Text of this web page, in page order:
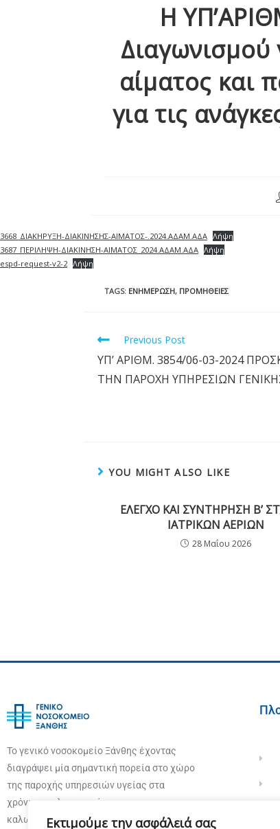
Εκτιμούμε την ασφάλειά σας
Η
Διαγωνισμού
αίματος και
για τις
3668_ΔΙΑΚΗΡΥΞΗ-ΔΙΑΚΙΝΗΣΗΣ-ΑΙΜΑΤΟΣ-.2024.ΑΔΑΜ.ΑΔΑ Λήψη
3687_ΠΕΡΙΛΗΨΗ-ΔΙΑΚΙΝΗΣΗ-ΑΙΜΑΤΟΣ_2024.ΑΔΑΜ.ΑΔΑ Λήψη
espd-request-v2-2 Λήψη
TAGS: ΕΝΗΜΈΡΩΣΗ, ΠΡΟΜΉΘΕΙΕΣ
Previous Post
ΥΠ’ ΑΡΙΘΜ. 3854/06-03-2024
ΤΗΝ ΠΑΡΟΧΗ ΥΠΗΡΕΣΙΩΝ
YOU MIGHT ALSO LIKE
ΕΛΕΓΧΟ ΚΑΙ ΣΥΝΤΗΡΗΣΗ Β’
ΙΑΤΡΙΚΩΝ ΑΕΡΙΩΝ
28 Μαΐου 2026
Το γενικό νοσοκομείο Ξάνθης έχοντας
διαγράψει μία σημαντική πορεία στο χώρο
της παροχής υπηρεσιών υγείας στα
χρόνια της λειτουργίας του σας
καλωσορίζει στην επίσημη ιστοσελίδα